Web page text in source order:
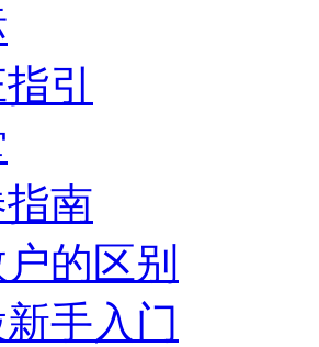
引
南
的区别
手入门